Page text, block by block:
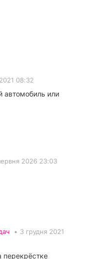
08:32
автомобиль или
2026 23:03
• 3 грудня 2021
перекрёстке